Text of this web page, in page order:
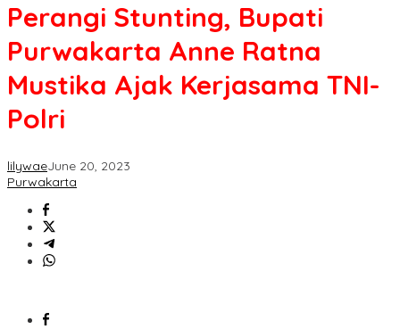
Perangi Stunting, Bupati
Purwakarta Anne Ratna
Mustika Ajak Kerjasama TNI-
Polri
lilywaeJune 20, 2023
Purwakarta